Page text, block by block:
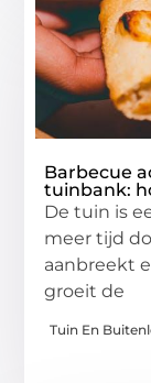
Barbecue
tuinbank:
De tuin is
meer tijd
aanbreekt
groeit de
Tuin En